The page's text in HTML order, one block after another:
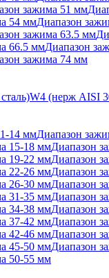
зажима 51 мм
54 ммДиапазон
зажима 63.5 мм
66.5 ммДиапазон
зажима 74 мм
W4 (нерж AISI
14 ммДиапазон
15-18 ммДиапазон
19-22 ммДиапазон
22-26 ммДиапазон
26-30 ммДиапазон
31-35 ммДиапазон
34-38 ммДиапазон
37-42 ммДиапазон
42-46 ммДиапазон
45-50 ммДиапазон
50-55 мм